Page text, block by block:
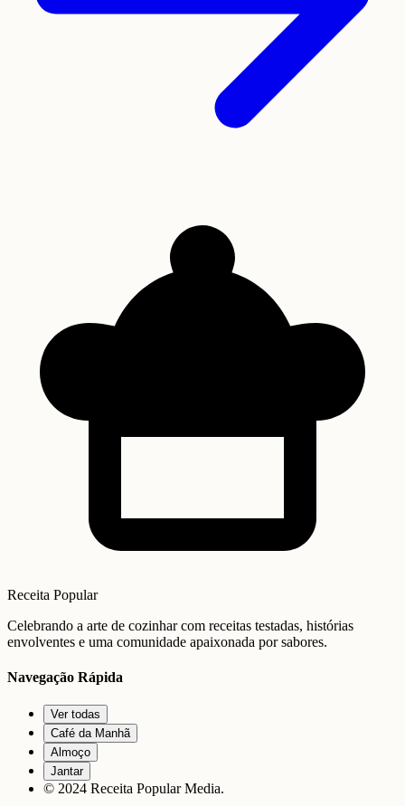
Receita Popular
Celebrando a arte de cozinhar com receitas testadas, histórias
envolventes e uma comunidade apaixonada por sabores.
Navegação Rápida
Ver todas
Café da Manhã
Almoço
Jantar
© 2024 Receita Popular Media.